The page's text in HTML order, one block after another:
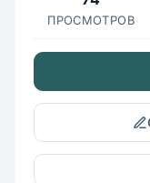
ПРОСМОТРОВ